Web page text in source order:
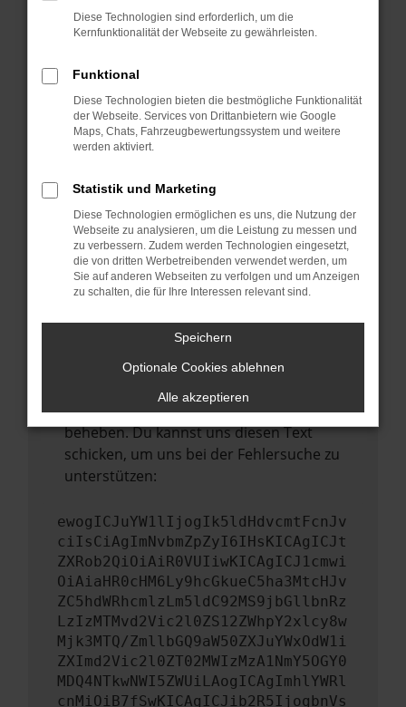
können das Laden bestimmter Seiten
verhindern. Funktioniert die Seite in einem
Fenster?
Starte dein Gerät neu.
Das kann manchmal helfen,
vorübergehende Probleme zu beheben.
Stelle sicher, dass dein Browser und dein
Betriebssystem auf dem neuesten Stand
sind.
Veraltete Software birgt nicht nur ein
Sicherheitsrisiko, sondern kann auch dazu
führen, dass bestimmte Funktionen nicht
Wende dich an den Webseitenbetreiber.
Wenn du alle oben genannten Schritte
versucht hast, kontaktiere uns bitte. Wir
werden versuchen, das Problem zu
beheben. Du kannst uns diesen Text
schicken, um uns bei der Fehlersuche zu
unterstützen:
ewogICJuYW1lIjogIk5ldHdvcmtFcnJv
ciIsCiAgImNvbmZpZyI6IHsKICAgICJt
ZXRob2QiOiAiR0VUIiwKICAgICJ1cmwi
OiAiaHR0cHM6Ly9hcGkueC5ha3MtcHJv
ZC5hdWRhcmlzLm5ldC92MS9jbGllbnRz
LzIzMTMvd2Vic2l0ZS12ZWhpY2xlcy8w
Mjk3MTQ/ZmllbGQ9aW50ZXJuYWxOdW1i
ZXImd2Vic2l0ZT02MWIzMzA1NmY5OGY0
MDQ4NTkwNWI5ZWUiLAogICAgImhlYWRl
cnMiOiB7fSwKICAgICJib2R5IjogbnVs
Diese Technologien sind erforderlich, um die
Kernfunktionalität der Webseite zu gewährleisten.
Funktional
Diese Technologien bieten die bestmögliche Funktionalität
der Webseite. Services von Drittanbietern wie Google
Maps, Chats, Fahrzeugbewertungssystem und weitere
werden aktiviert.
Statistik und Marketing
Diese Technologien ermöglichen es uns, die Nutzung der
Webseite zu analysieren, um die Leistung zu messen und
zu verbessern. Zudem werden Technologien eingesetzt,
die von dritten Werbetreibenden verwendet werden, um
Sie auf anderen Webseiten zu verfolgen und um Anzeigen
zu schalten, die für Ihre Interessen relevant sind.
Speichern
Optionale Cookies ablehnen
Alle akzeptieren